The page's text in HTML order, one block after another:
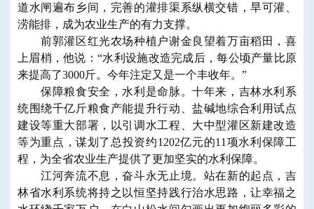
道水闸遍布乡间，完善的灌排渠系纵横交错，旱可灌、
涝能排，成为农业生产的有力支撑。
前郭灌区红光农场种植户谢金良望着万亩稻田，喜
上眉梢，他说：“水利设施改造完成后，每公顷产量比原
来提高了3000斤。今年注定又是一个丰收年。”
保障粮食安全，水利是命脉。十年来，吉林水利系
统围绕千亿斤粮食产能提升行动、盐碱地综合利用试点
建设等重大部署，以引调水工程、大中型灌区新建改造
等为重点，谋划了总投资约1202亿元的11项水利保障工
程，为全省农业生产提供了更加坚实的水利保障。
江河奔流不息，奋斗永无止境。站在新的起点，吉
林省水利系统将持之以恒坚持践行治水思路，让幸福之